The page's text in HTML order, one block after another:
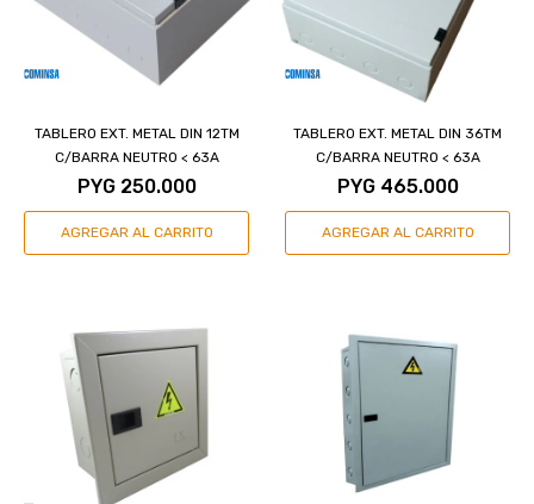
TABLERO EXT. METAL DIN 12TM
C/BARRA NEUTRO < 63A
PYG 250.000
TABLERO EXT. METAL DIN 36TM
C/BARRA NEUTRO < 63A
PYG 465.000